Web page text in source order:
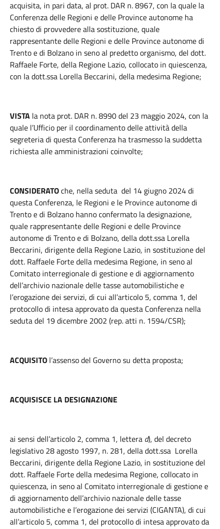
acquisita, in pari data, al prot. DAR n. 8967, con la quale la
Conferenza delle Regioni e delle Province autonome ha
chiesto di provvedere alla sostituzione, quale
rappresentante delle Regioni e delle Province autonome di
Trento e di Bolzano in seno al predetto organismo, del dott.
Raffaele Forte, della Regione Lazio, collocato in quiescenza,
con la dott.ssa Lorella Beccarini, della medesima Regione;
VISTA la nota prot. DAR n. 8990 del 23 maggio 2024, con la
quale l’Ufficio per il coordinamento delle attività della
segreteria di questa Conferenza ha trasmesso la suddetta
richiesta alle amministrazioni coinvolte;
CONSIDERATOche, nella seduta del 14 giugno 2024 di
questa Conferenza, le Regioni e le Province autonome di
Trento e di Bolzano hanno confermato la designazione,
quale rappresentante delle Regioni e delle Province
autonome di Trento e di Bolzano, della dott.ssa Lorella
Beccarini, dirigente della Regione Lazio, in sostituzione del
dott. Raffaele Forte della medesima Regione, in seno al
Comitato interregionale di gestione e di aggiornamento
dell’archivio nazionale delle tasse automobilistiche e
l’erogazione dei servizi, di cui all’articolo 5, comma 1, del
protocollo di intesa approvato da questa Conferenza nella
seduta del 19 dicembre 2002 (rep. atti n. 1594/CSR);
ACQUISITO l’assenso del Governo su detta proposta;
ACQUISISCE LA DESIGNAZIONE
ai sensi dell’articolo 2, comma 1, lettera d), del decreto
legislativo 28 agosto 1997, n. 281, della dott.ssa Lorella
Beccarini, dirigente della Regione Lazio, in sostituzione del
dott. Raffaele Forte della medesima Regione, collocato in
quiescenza, in seno al Comitato interregionale di gestione e
di aggiornamento dell’archivio nazionale delle tasse
automobilistiche e l’erogazione dei servizi (CIGANTA), di cui
all’articolo 5, comma 1, del protocollo di intesa approvato da